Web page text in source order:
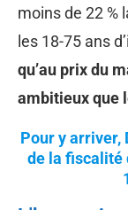
moins de 22 %
les 18-75 ans
qu’au prix du
ambitieux que
Pour y arriver,
de la fiscalité